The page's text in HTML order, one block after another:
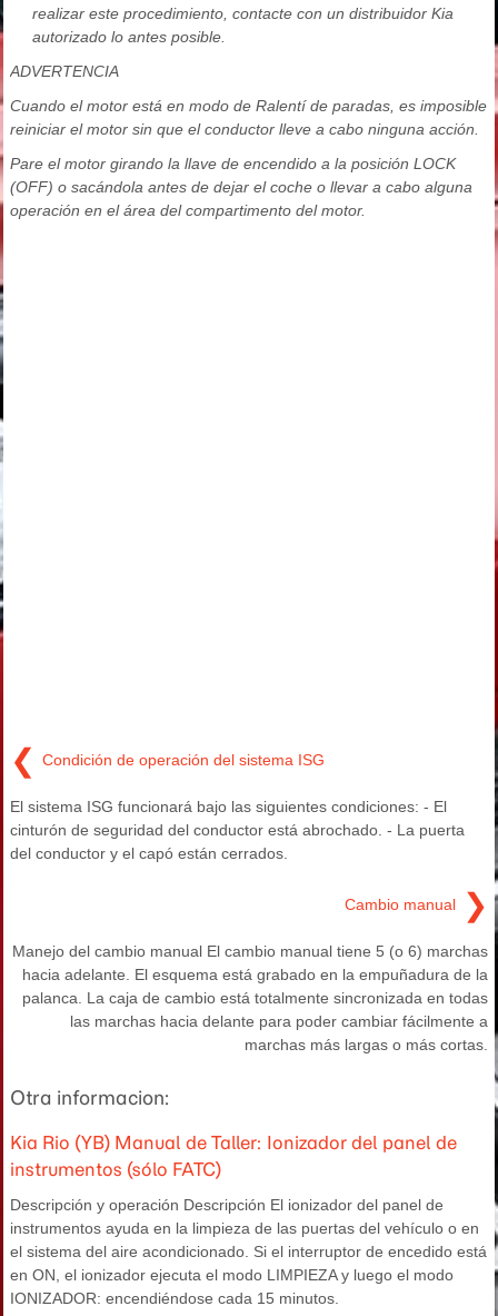
realizar este procedimiento, contacte con un distribuidor Kia
autorizado lo antes posible.
ADVERTENCIA
Cuando el motor está en modo de Ralentí de paradas, es imposible
reiniciar el motor sin que el conductor lleve a cabo ninguna acción.
Pare el motor girando la llave de encendido a la posición LOCK
(OFF) o sacándola antes de dejar el coche o llevar a cabo alguna
operación en el área del compartimento del motor.
❮ Condición de operación del sistema ISG
El sistema ISG funcionará bajo las siguientes condiciones: - El
cinturón de seguridad del conductor está abrochado. - La puerta
del conductor y el capó están cerrados.
Cambio manual ❯
Manejo del cambio manual El cambio manual tiene 5 (o 6) marchas
hacia adelante. El esquema está grabado en la empuñadura de la
palanca. La caja de cambio está totalmente sincronizada en todas
las marchas hacia delante para poder cambiar fácilmente a
marchas más largas o más cortas.
Otra informacion:
Kia Rio (YB) Manual de Taller: Ionizador del panel de
instrumentos (sólo FATC)
Descripción y operación Descripción El ionizador del panel de
instrumentos ayuda en la limpieza de las puertas del vehículo o en
el sistema del aire acondicionado. Si el interruptor de encedido está
en ON, el ionizador ejecuta el modo LIMPIEZA y luego el modo
IONIZADOR: encendiéndose cada 15 minutos.